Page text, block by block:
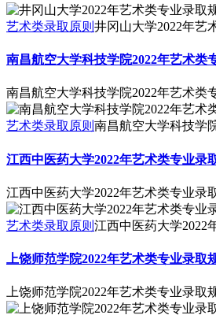
艺术类录取原则井冈山大学2022年艺
南昌航空大学科技学院2022年艺术类
南昌航空大学科技学院2022年艺术类
艺术类录取原则南昌航空大学科技学
江西中医药大学2022年艺术类专业录
江西中医药大学2022年艺术类专业录
艺术类录取原则江西中医药大学2022
上饶师范学院2022年艺术类专业录取
上饶师范学院2022年艺术类专业录取